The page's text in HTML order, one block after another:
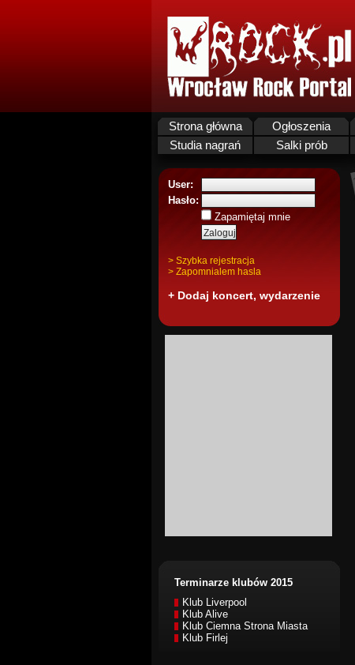
Strona główna Ogłoszenia
Studia nagrań
Salki prób
User:
Hasło:
Zapamiętaj mnie
> Szybka rejestracja
> Zapomnialem hasla
+ Dodaj koncert, wydarzenie
Terminarze klubów 2015
Klub Liverpool
Klub Alive
Klub Ciemna Strona Miasta
Klub Firlej